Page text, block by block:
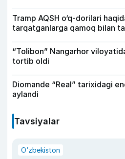
Tramp AQSH o‘q-dorilari
tarqatganlarga qamoq bilan
“Tolibon” Nangarhor
tortib oldi
Diomande “Real” tarixidagi
aylandi
Tavsiyalar
O‘zbekiston